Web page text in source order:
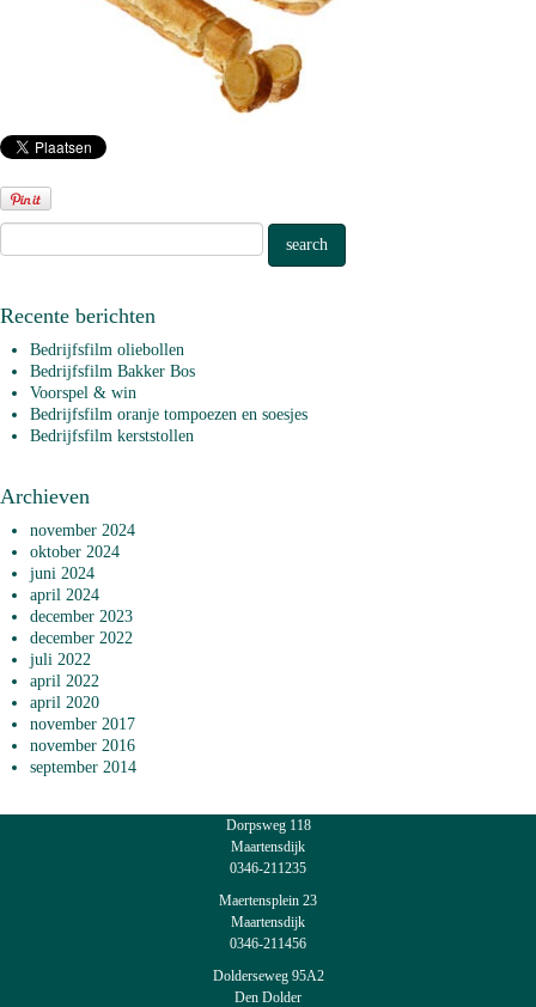
Recente berichten
Bedrijfsfilm oliebollen
Bedrijfsfilm Bakker Bos
Voorspel & win
Bedrijfsfilm oranje tompoezen en soesjes
Bedrijfsfilm kerststollen
Archieven
november 2024
oktober 2024
juni 2024
april 2024
december 2023
december 2022
juli 2022
april 2022
april 2020
november 2017
november 2016
september 2014
Dorpsweg 118
Maartensdijk
0346-211235
Maertensplein 23
Maartensdijk
0346-211456
Dolderseweg 95A2
Den Dolder